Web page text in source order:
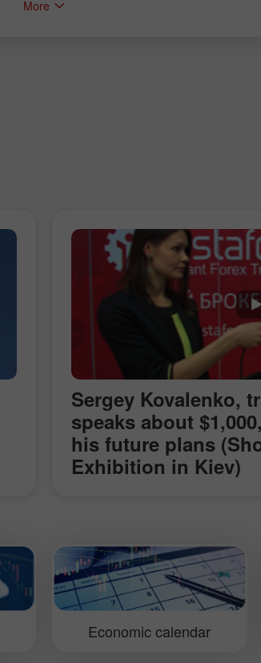
More
Sergey Kovalenko,
speaks about
his future plans
Exhibition in Kiev)
Economic calendar